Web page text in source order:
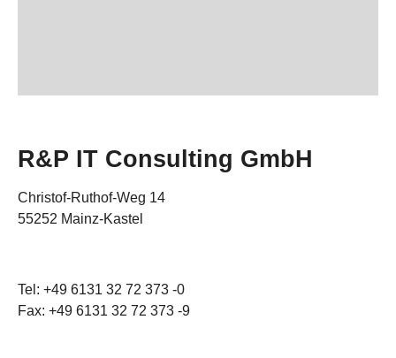
R&P IT Consulting GmbH
Christof-Ruthof-Weg 14
55252 Mainz-Kastel
Tel: +49 6131 32 72 373 -0
Fax: +49 6131 32 72 373 -9